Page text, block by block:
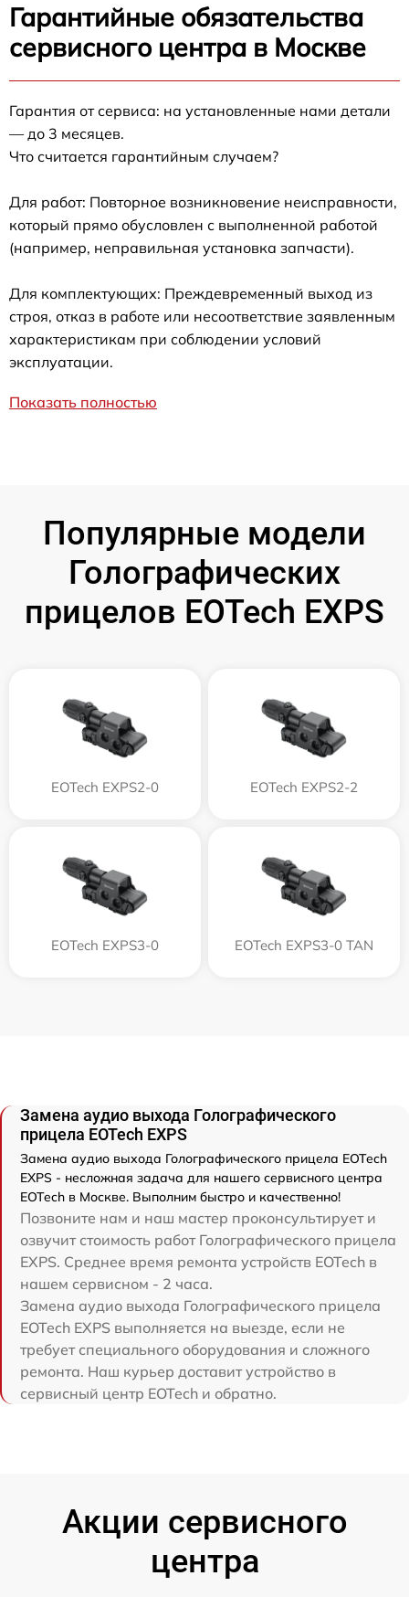
Гарантийные обязательства
сервисного центра в Москве
Гарантия от сервиса: на установленные нами детали
— до 3 месяцев.
Что считается гарантийным случаем?
Для работ: Повторное возникновение неисправности,
который прямо обусловлен с выполненной работой
(например, неправильная установка запчасти).
Для комплектующих: Преждевременный выход из
строя, отказ в работе или несоответствие заявленным
характеристикам при соблюдении условий
эксплуатации.
Показать полностью
Популярные модели
Голографических
прицелов EOTech EXPS
EOTech EXPS2-0 EOTech EXPS2-2
EOTech EXPS3-0 EOTech EXPS3-0 TAN
Замена аудио выхода Голографического
прицела EOTech EXPS
Замена аудио выхода Голографического прицела EOTech
EXPS - несложная задача для нашего сервисного центра
EOTech в Москве. Выполним быстро и качественно!
Позвоните нам и наш мастер проконсультирует и
озвучит стоимость работ Голографического прицела
EXPS. Среднее время ремонта устройств EOTech в
нашем сервисном - 2 часа.
Замена аудио выхода Голографического прицела
EOTech EXPS выполняется на выезде, если не
требует специального оборудования и сложного
ремонта. Наш курьер доставит устройство в
сервисный центр EOTech и обратно.
Акции сервисного
центра